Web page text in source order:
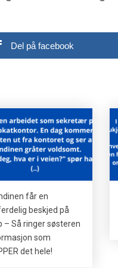
Del på facebook
får en
beskjed på
– Så ringer søsteren
som
det hele!